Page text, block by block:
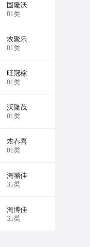
固隆沃
01类
￥6,750
农聚乐
01类
￥6,750
旺冠稼
01类
￥6,750
沃隆茂
01类
￥6,750
农春喜
01类
￥6,750
淘嘴佳
35类
￥6,750
淘博佳
35类
￥6,750